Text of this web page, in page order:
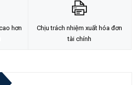
- VoHoang.vn>
hơn
Chịu trách nhiệm xuất hóa đơn
tài chính